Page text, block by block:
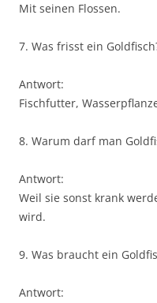
Mit seinen Flossen.
7. Was frisst ein
Antwort:
Fischfutter,
8. Warum darf man
Antwort:
Weil sie sonst krank
wird.
9. Was braucht ein
Antwort: